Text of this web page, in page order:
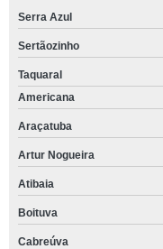
Serra Azul
Sertãozinho
Taquaral
Americana
Araçatuba
Artur Nogueira
Atibaia
Boituva
Cabreúva